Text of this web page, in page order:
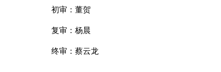
初审：董贺
复审：杨晨
终审：蔡云龙